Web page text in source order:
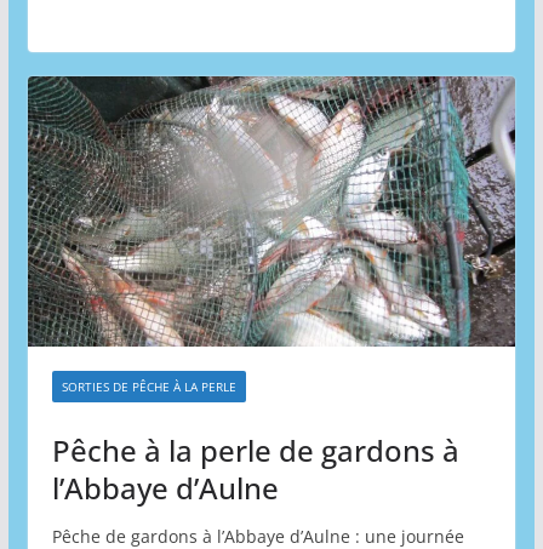
SORTIES DE PÊCHE À LA PERLE
Pêche à la perle de gardons à
l’Abbaye d’Aulne
Pêche de gardons à l’Abbaye d’Aulne : une journée